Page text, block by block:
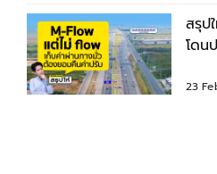
สรุป
โดน
23